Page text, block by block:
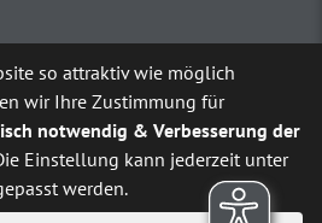
Translate bereitgestellte externe
Ja Immer
so attraktiv wie möglich
wir Ihre Zustimmung für
notwendig & Verbesserung der
Einstellung kann jederzeit unter
werden.